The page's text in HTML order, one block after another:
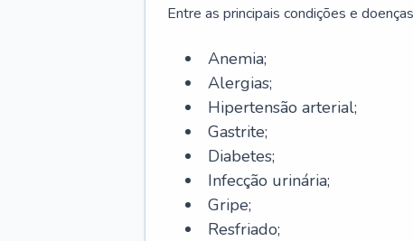
Entre as principais condições e
Anemia;
Alergias;
Hipertensão arterial;
Gastrite;
Diabetes;
Infecção urinária;
Gripe;
Resfriado;